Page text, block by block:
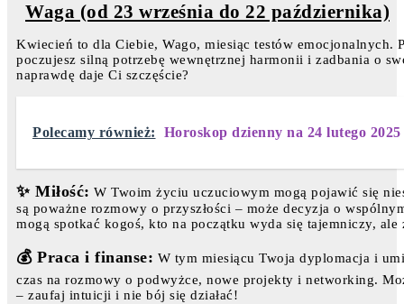
Waga (od 23 września do 22 października)
Kwiecień to dla Ciebie, Wago, miesiąc testów emocjonalnych.
poczujesz silną potrzebę wewnętrznej harmonii i zadbania o
naprawdę daje Ci szczęście?
Polecamy również: Horoskop dzienny na 24 lutego 2025
✨ Miłość: W Twoim życiu uczuciowym mogą pojawić się
są poważne rozmowy o przyszłości – może decyzja o
mogą spotkać kogoś, kto na początku wyda się tajemniczy, ale
💰 Praca i finanse: W tym miesiącu Twoja dyplomacja i
czas na rozmowy o podwyżce, nowe projekty i networking.
– zaufaj intuicji i nie bój się działać!